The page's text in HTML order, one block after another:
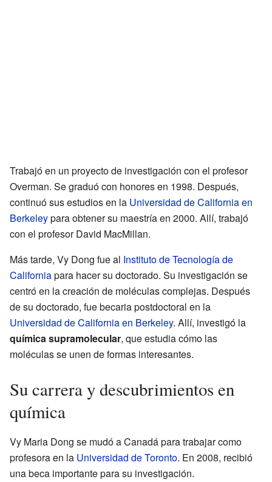
Trabajó en un proyecto de investigación con el profesor
Overman. Se graduó con honores en 1998. Después,
continuó sus estudios en la Universidad de California en
Berkeleypara obtener su maestría en 2000. Allí, trabajó
con el profesor David MacMillan.
Más tarde, Vy Dong fue al Instituto de Tecnología de
Californiapara hacer su doctorado. Su investigación se
centró en la creación de moléculas complejas. Después
de su doctorado, fue becaria postdoctoral en la
Universidad de California en Berkeley. Allí, investigó la
química supramolecular, que estudia cómo las
moléculas se unen de formas interesantes.
Su carrera y descubrimientos en
química
Vy Maria Dong se mudó a Canadá para trabajar como
profesora en la Universidad de Toronto. En 2008, recibió
una beca importante para su investigación.